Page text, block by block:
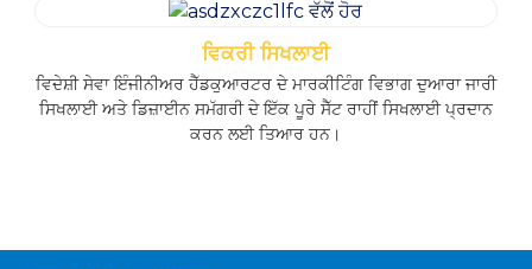
ਬਾਅਦ ਸੇਵਾ ਦੀਆਂ ਜ਼ਰੂਰਤਾਂ ਨੂੰ ਪੂਰਾ ਕਰਨ ਲਈ ਵਿਦੇਸ਼ਾਂ ਵਿੱਚ ਕਈ ਕੇਂਦਰੀ
ਗੋਦਾਮ ਸਥਾਪਤ ਕੀਤੇ ਹਨ। ਇਹ ਰਣਨੀਤਕ ਪਹੁੰਚ ਨਿਰਵਿਘਨ ਸਹਾਇਤਾ ਦੀ
ਗਰੰਟੀ ਦਿੰਦੀ ਹੈ ਅਤੇ ਬੇਮਿਸਾਲ ਗਾਹਕ ਸੇਵਾ ਪ੍ਰਤੀ ਸਾਡੀ ਵਚਨਬੱਧਤਾ ਨੂੰ ਹੋਰ
ਮਜ਼ਬੂਤ ​​ਕਰਦੀ ਹੈ।
ਵਿਕਰੀ ਸਿਖਲਾਈ
ਵਿਦੇਸ਼ੀ ਸੇਵਾ ਇੰਜੀਨੀਅਰ ਹੈੱਡਕੁਆਰਟਰ ਦੇ ਮਾਰਕੀਟਿੰਗ ਵਿਭਾਗ ਦੁਆਰਾ ਜਾਰੀ
ਸਿਖਲਾਈ ਅਤੇ ਡਿਜ਼ਾਈਨ ਸਮੱਗਰੀ ਦੇ ਇੱਕ ਪੂਰੇ ਸੈੱਟ ਰਾਹੀਂ ਸਿਖਲਾਈ ਪ੍ਰਦਾਨ
ਕਰਨ ਲਈ ਤਿਆਰ ਹਨ।